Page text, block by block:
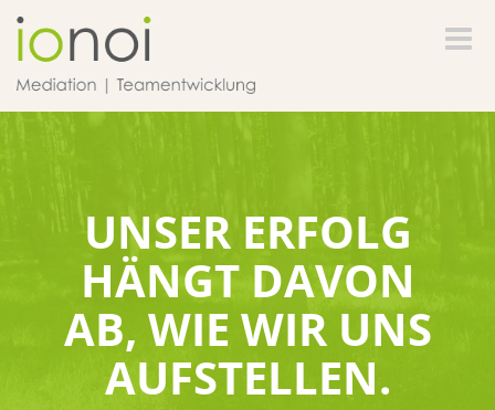
Toggle
UNSER ERFOLG
HÄNGT DAVON
AB, WIE WIR UNS
AUFSTELLEN.